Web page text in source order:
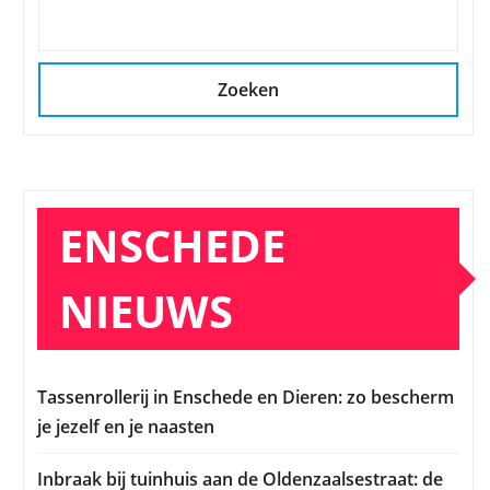
Zoeken
ENSCHEDE
NIEUWS
Tassenrollerij in Enschede en Dieren: zo bescherm
je jezelf en je naasten
Inbraak bij tuinhuis aan de Oldenzaalsestraat: de